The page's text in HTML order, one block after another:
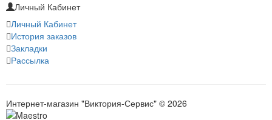
Личный Кабинет
Личный Кабинет
История заказов
Закладки
Рассылка
Интернет-магазин "Виктория-Сервис" © 2026